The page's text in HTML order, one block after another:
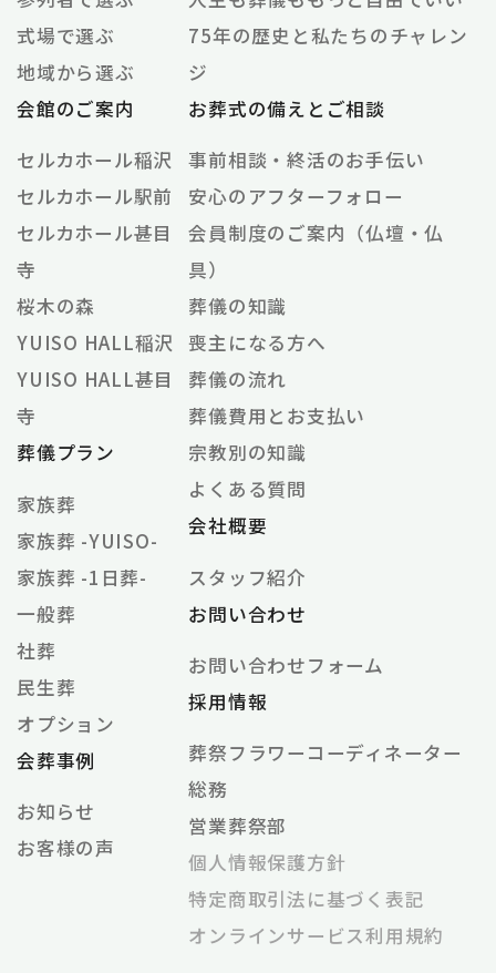
式場で選ぶ
地域から選ぶ
会館のご案内
セルカホール稲沢
セルカホール駅前
セルカホール甚目
寺
桜木の森
YUISO HALL稲沢
YUISO HALL甚目
寺
葬儀プラン
家族葬
家族葬 -YUISO-
家族葬 -1日葬-
一般葬
社葬
民生葬
オプション
会葬事例
お知らせ
お客様の声
75年の歴史と私たちのチャレン
ジ
お葬式の備えとご相談
事前相談・終活のお手伝い
安心のアフターフォロー
会員制度のご案内（仏壇・仏
具）
葬儀の知識
喪主になる方へ
葬儀の流れ
葬儀費用とお支払い
宗教別の知識
よくある質問
会社概要
スタッフ紹介
お問い合わせ
お問い合わせフォーム
採用情報
葬祭フラワーコーディネーター
総務
営業葬祭部
個⼈情報保護⽅針
特定商取引法に基づく表記
オンラインサービス利⽤規約